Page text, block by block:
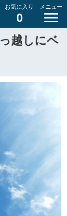
お気に入り
0
メニュー
越しにベ